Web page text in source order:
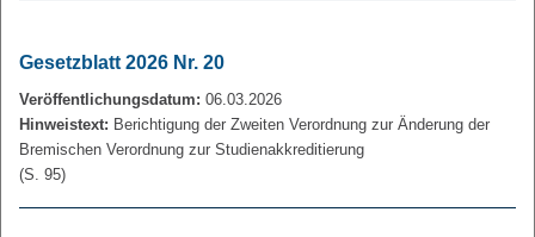
Gesetzblatt 2026 Nr. 20
Veröffentlichungsdatum: 06.03.2026
Hinweistext: Berichtigung der Zweiten Verordnung zur Änderung der
Bremischen Verordnung zur Studienakkreditierung
(S. 95)